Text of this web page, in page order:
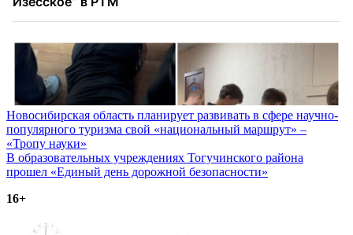
Навигация
по
записям
Новосибирская область планирует развивать в сфере научно-
популярного туризма свой «национальный маршрут» –
«Тропу науки»
В образовательных учреждениях Тогучинского района
прошел «Единый день дорожной безопасности»
16+